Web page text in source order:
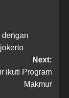
dengan
Next:
ikuti Program
Makmur